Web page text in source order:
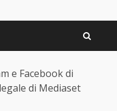
e Facebook di
di Mediaset